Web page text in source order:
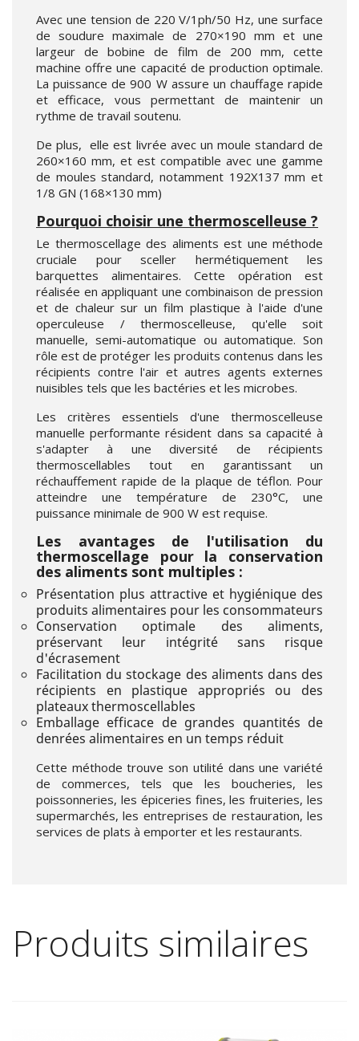
Avec une tension de 220 V/1ph/50 Hz, une surface
de soudure maximale de 270×190 mm et une
largeur de bobine de film de 200 mm, cette
machine offre une capacité de production optimale.
La puissance de 900 W assure un chauffage rapide
et efficace, vous permettant de maintenir un
rythme de travail soutenu.
De plus, elle est livrée avec un moule standard de
260×160 mm, et est compatible avec une gamme
de moules standard, notamment 192X137 mm et
1/8 GN (168×130 mm)
Pourquoi choisir une thermoscelleuse ?
Le thermoscellage des aliments est une méthode
cruciale pour sceller hermétiquement les
barquettes alimentaires. Cette opération est
réalisée en appliquant une combinaison de pression
et de chaleur sur un film plastique à l'aide d'une
operculeuse / thermoscelleuse, qu'elle soit
manuelle, semi-automatique ou automatique. Son
rôle est de protéger les produits contenus dans les
récipients contre l'air et autres agents externes
nuisibles tels que les bactéries et les microbes.
Les critères essentiels d'une thermoscelleuse
manuelle performante résident dans sa capacité à
s'adapter à une diversité de récipients
thermoscellables tout en garantissant un
réchauffement rapide de la plaque de téflon. Pour
atteindre une température de 230°C, une
puissance minimale de 900 W est requise.
Les avantages de l'utilisation du
thermoscellage pour la conservation
des aliments sont multiples :
Présentation plus attractive et hygiénique des
produits alimentaires pour les consommateurs
Conservation optimale des aliments,
préservant leur intégrité sans risque
d'écrasement
Facilitation du stockage des aliments dans des
récipients en plastique appropriés ou des
plateaux thermoscellables
Emballage efficace de grandes quantités de
denrées alimentaires en un temps réduit
Cette méthode trouve son utilité dans une variété
de commerces, tels que les boucheries, les
poissonneries, les épiceries fines, les fruiteries, les
supermarchés, les entreprises de restauration, les
services de plats à emporter et les restaurants.
Produits similaires